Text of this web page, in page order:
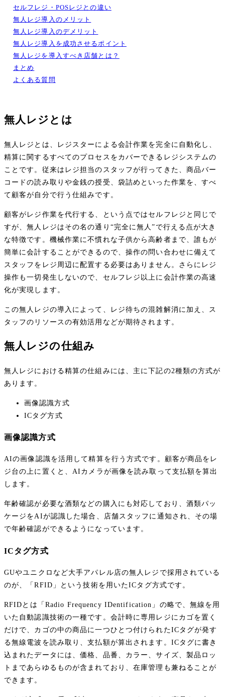
セルフレジ・POSレジとの違い
無人レジ導入のメリット
無人レジ導入のデメリット
無人レジ導入を成功させるポイント
無人レジを導入すべき店舗とは？
まとめ
よくある質問
無人レジとは
無人レジとは、レジスターによる会計作業を完全に自動化し、
精算に関するすべてのプロセスをカバーできるレジシステムの
ことです。従来はレジ担当のスタッフが行ってきた、商品バー
コードの読み取りや金銭の授受、袋詰めといった作業を、すべ
て顧客が自分で行う仕組みです。
顧客がレジ作業を代行する、という点ではセルフレジと同じで
すが、無人レジはその名の通り“完全に無人”で行える点が大き
な特徴です。機械作業に不慣れな子供から高齢者まで、誰もが
簡単に会計することができるので、操作の問い合わせに備えて
スタッフをレジ周辺に配置する必要はありません。さらにレジ
操作も一切発生しないので、セルフレジ以上に会計作業の高速
化が実現します。
この無人レジの導入によって、レジ待ちの混雑解消に加え、ス
タッフのリソースの有効活用などが期待されます。
無人レジの仕組み
無人レジにおける精算の仕組みには、主に下記の2種類の方式が
あります。
画像認識方式
ICタグ方式
画像認識方式
AIの画像認識を活用して精算を行う方式です。顧客が商品をレ
ジ台の上に置くと、AIカメラが画像を読み取って支払額を算出
します。
年齢確認が必要な酒類などの購入にも対応しており、酒類パッ
ケージをAIが認識した場合、店舗スタッフに通知され、その場
で年齢確認ができるようになっています。
ICタグ方式
GUやユニクロなど大手アパレル店の無人レジで採用されている
のが、「RFID」という技術を用いたICタグ方式です。
RFIDとは「Radio Frequency IDentification」の略で、無線を用
いた自動認識技術の一種です。会計時に専用レジにカゴを置く
だけで、カゴの中の商品に一つひとつ付けられたICタグが発す
る無線電波を読み取り、支払額が算出されます。ICタグに書き
込まれたデータには、価格、品番、カラー、サイズ、製品ロッ
トまであらゆるものが含まれており、在庫管理も兼ねることが
できます。